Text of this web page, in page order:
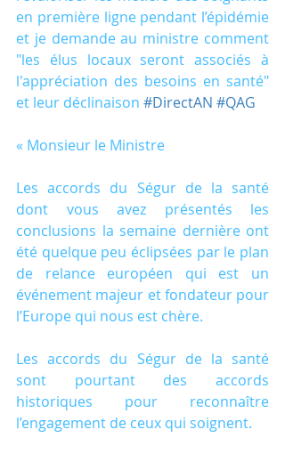
en première ligne pendant l’épidémie
et je demande au ministre comment
"les élus locaux seront associés à
l'appréciation des besoins en santé"
et leur déclinaison #DirectAN #QAG
« Monsieur le Ministre
Les accords du Ségur de la santé
dont vous avez présentés les
conclusions la semaine dernière ont
été quelque peu éclipsées par le plan
de relance européen qui est un
événement majeur et fondateur pour
l’Europe qui nous est chère.
Les accords du Ségur de la santé
sont pourtant des accords
historiques pour reconnaître
l’engagement de ceux qui soignent.